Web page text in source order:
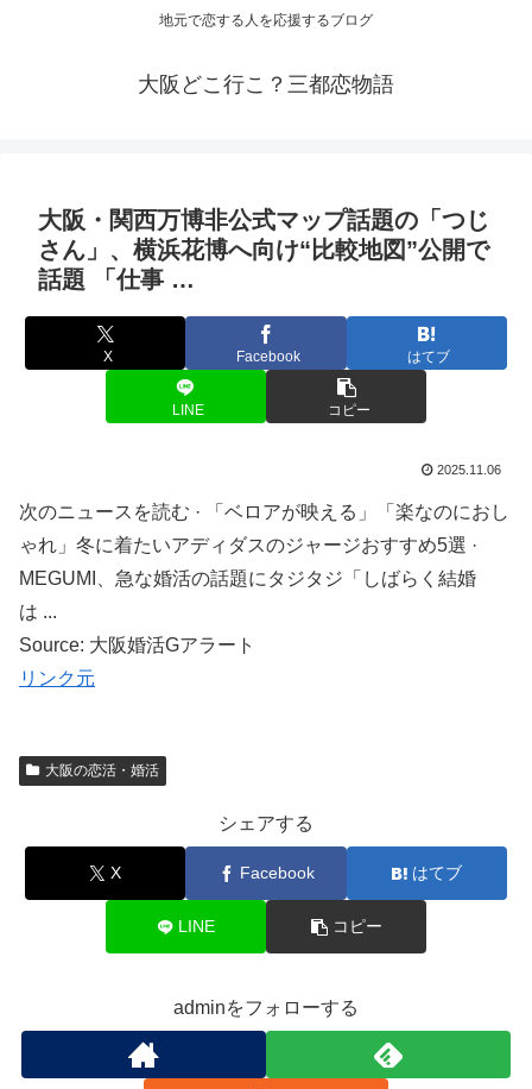
地元で恋する人を応援するブログ
大阪どこ行こ？三都恋物語
大阪 ・関西万博非公式マップ話題の「つじ
さん」、横浜花博へ向け“比較地図”公開で
話題 「仕事 …
X Facebook はてブ
LINE コピー
2025.11.06
次のニュースを読む · 「ベロアが映える」「楽なのにおし
ゃれ」冬に着たいアディダスのジャージおすすめ5選 ·
MEGUMI、急な婚活の話題にタジタジ「しばらく結婚
は ...
Source: 大阪婚活Gアラート
リンク元
大阪の恋活・婚活
シェアする
X Facebook はてブ
LINE コピー
adminをフォローする